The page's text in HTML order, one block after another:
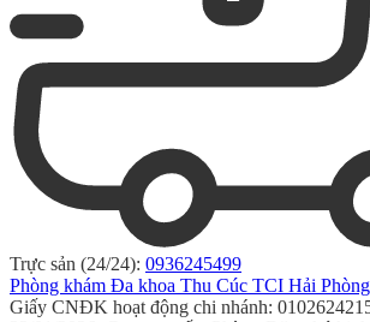
Trực sản (24/24): 0936245499
Phòng khám Đa khoa Thu Cúc TCI Hải Phòng
Giấy CNĐK hoạt động chi nhánh: